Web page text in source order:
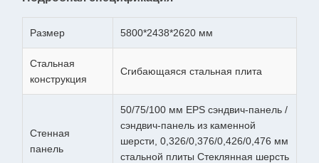
Размер 5800*2438*2620 мм
Стальная
конструкция
Сгибающаяся стальная плита
Стенная
панель
50/75/100 мм EPS сэндвич-панель /
сэндвич-панель из каменной
шерсти, 0,326/0,376/0,426/0,476 мм
стальной плиты Стеклянная шерсть